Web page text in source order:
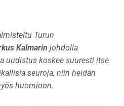
Turun
Kalmarin johdolla
uudistus koskee suuresti itse
seuroja, niin heidän
huomioon.